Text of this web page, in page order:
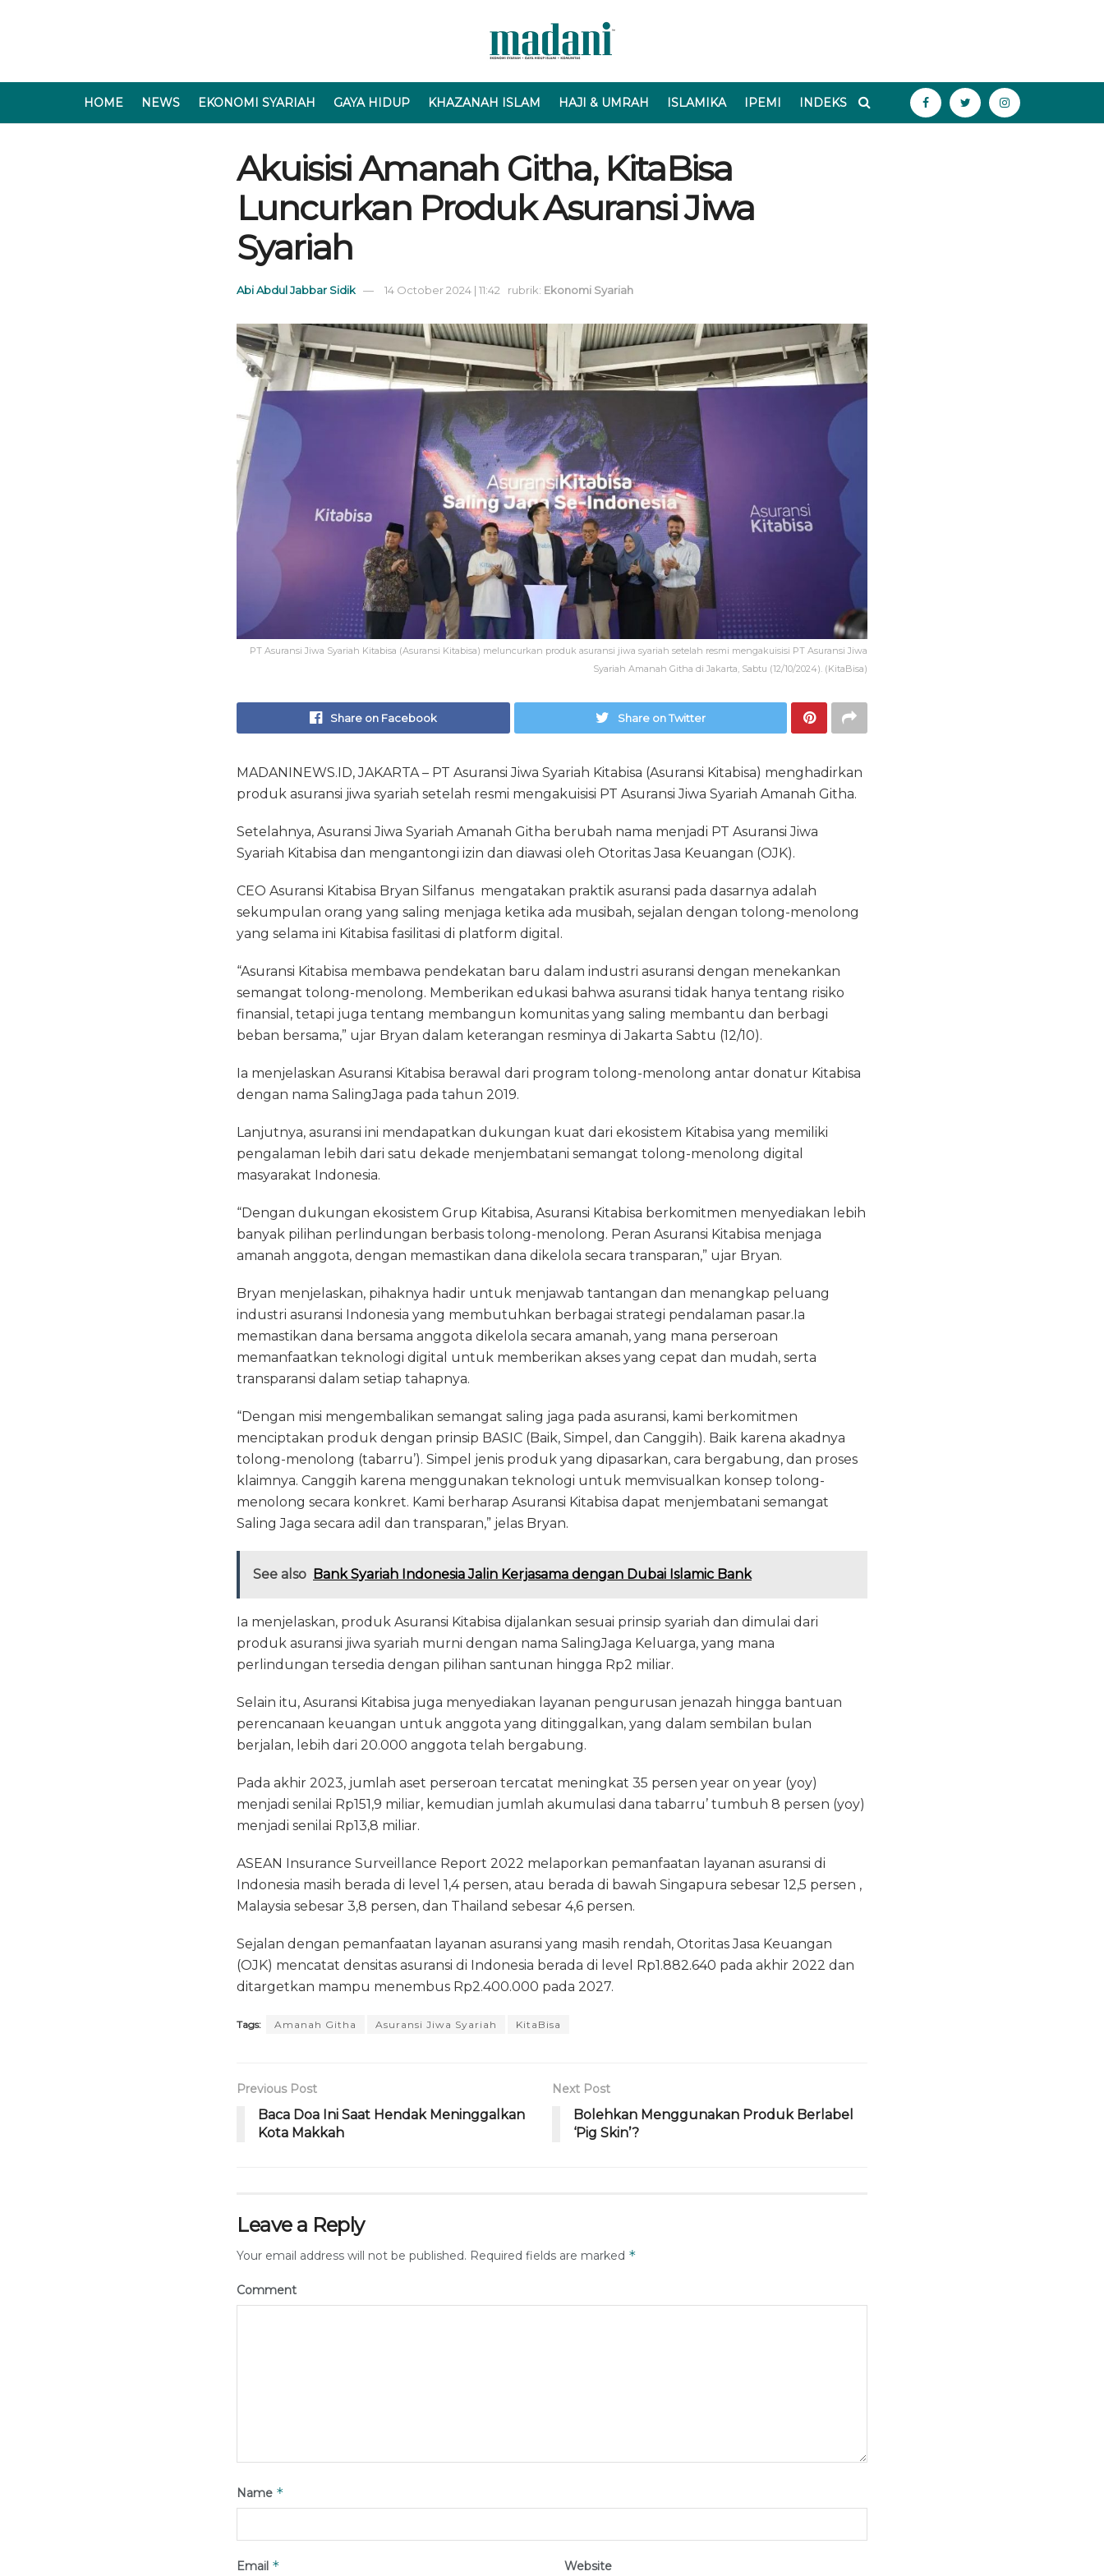
HOME NEWS EKONOMI SYARIAH GAYA HIDUP KHAZANAH ISLAM HAJI & UMRAH ISLAMIKA IPEMI INDEKS
Akuisisi Amanah Githa, KitaBisa
Luncurkan Produk Asuransi Jiwa
Syariah
Abi Abdul Jabbar Sidik 14 October 2024 | 11:42 rubrik: Ekonomi Syariah
PT Asuransi Jiwa Syariah Kitabisa (Asuransi Kitabisa) meluncurkan produk asuransi jiwa syariah setelah resmi mengakuisisi PT Asuransi Jiwa
Syariah Amanah Githa di Jakarta, Sabtu (12/10/2024). (KitaBisa)
Share on Facebook Share on Twitter
MADANINEWS.ID, JAKARTA – PT Asuransi Jiwa Syariah Kitabisa (Asuransi Kitabisa) menghadirkan
produk asuransi jiwa syariah setelah resmi mengakuisisi PT Asuransi Jiwa Syariah Amanah Githa.
Setelahnya, Asuransi Jiwa Syariah Amanah Githa berubah nama menjadi PT Asuransi Jiwa
Syariah Kitabisa dan mengantongi izin dan diawasi oleh Otoritas Jasa Keuangan (OJK).
CEO Asuransi Kitabisa Bryan Silfanus mengatakan praktik asuransi pada dasarnya adalah
sekumpulan orang yang saling menjaga ketika ada musibah, sejalan dengan tolong-menolong
yang selama ini Kitabisa fasilitasi di platform digital.
“Asuransi Kitabisa membawa pendekatan baru dalam industri asuransi dengan menekankan
semangat tolong-menolong. Memberikan edukasi bahwa asuransi tidak hanya tentang risiko
finansial, tetapi juga tentang membangun komunitas yang saling membantu dan berbagi
beban bersama,” ujar Bryan dalam keterangan resminya di Jakarta Sabtu (12/10).
Ia menjelaskan Asuransi Kitabisa berawal dari program tolong-menolong antar donatur Kitabisa
dengan nama SalingJaga pada tahun 2019.
Lanjutnya, asuransi ini mendapatkan dukungan kuat dari ekosistem Kitabisa yang memiliki
pengalaman lebih dari satu dekade menjembatani semangat tolong-menolong digital
masyarakat Indonesia.
“Dengan dukungan ekosistem Grup Kitabisa, Asuransi Kitabisa berkomitmen menyediakan lebih
banyak pilihan perlindungan berbasis tolong-menolong. Peran Asuransi Kitabisa menjaga
amanah anggota, dengan memastikan dana dikelola secara transparan,” ujar Bryan.
Bryan menjelaskan, pihaknya hadir untuk menjawab tantangan dan menangkap peluang
industri asuransi Indonesia yang membutuhkan berbagai strategi pendalaman pasar.Ia
memastikan dana bersama anggota dikelola secara amanah, yang mana perseroan
memanfaatkan teknologi digital untuk memberikan akses yang cepat dan mudah, serta
transparansi dalam setiap tahapnya.
“Dengan misi mengembalikan semangat saling jaga pada asuransi, kami berkomitmen
menciptakan produk dengan prinsip BASIC (Baik, Simpel, dan Canggih). Baik karena akadnya
tolong-menolong (tabarru’). Simpel jenis produk yang dipasarkan, cara bergabung, dan proses
klaimnya. Canggih karena menggunakan teknologi untuk memvisualkan konsep tolong-
menolong secara konkret. Kami berharap Asuransi Kitabisa dapat menjembatani semangat
Saling Jaga secara adil dan transparan,” jelas Bryan.
See also Bank Syariah Indonesia Jalin Kerjasama dengan Dubai Islamic Bank
Ia menjelaskan, produk Asuransi Kitabisa dijalankan sesuai prinsip syariah dan dimulai dari
produk asuransi jiwa syariah murni dengan nama SalingJaga Keluarga, yang mana
perlindungan tersedia dengan pilihan santunan hingga Rp2 miliar.
Selain itu, Asuransi Kitabisa juga menyediakan layanan pengurusan jenazah hingga bantuan
perencanaan keuangan untuk anggota yang ditinggalkan, yang dalam sembilan bulan
berjalan, lebih dari 20.000 anggota telah bergabung.
Pada akhir 2023, jumlah aset perseroan tercatat meningkat 35 persen year on year (yoy)
menjadi senilai Rp151,9 miliar, kemudian jumlah akumulasi dana tabarru’ tumbuh 8 persen (yoy)
menjadi senilai Rp13,8 miliar.
ASEAN Insurance Surveillance Report 2022 melaporkan pemanfaatan layanan asuransi di
Indonesia masih berada di level 1,4 persen, atau berada di bawah Singapura sebesar 12,5 persen ,
Malaysia sebesar 3,8 persen, dan Thailand sebesar 4,6 persen.
Sejalan dengan pemanfaatan layanan asuransi yang masih rendah, Otoritas Jasa Keuangan
(OJK) mencatat densitas asuransi di Indonesia berada di level Rp1.882.640 pada akhir 2022 dan
ditargetkan mampu menembus Rp2.400.000 pada 2027.
Tags: Amanah Githa Asuransi Jiwa Syariah KitaBisa
Previous Post
Baca Doa Ini Saat Hendak Meninggalkan
Kota Makkah
Next Post
Bolehkan Menggunakan Produk Berlabel
‘Pig Skin’?
Leave a Reply
Your email address will not be published. Required fields are marked *
Comment
Name *
Email * Website